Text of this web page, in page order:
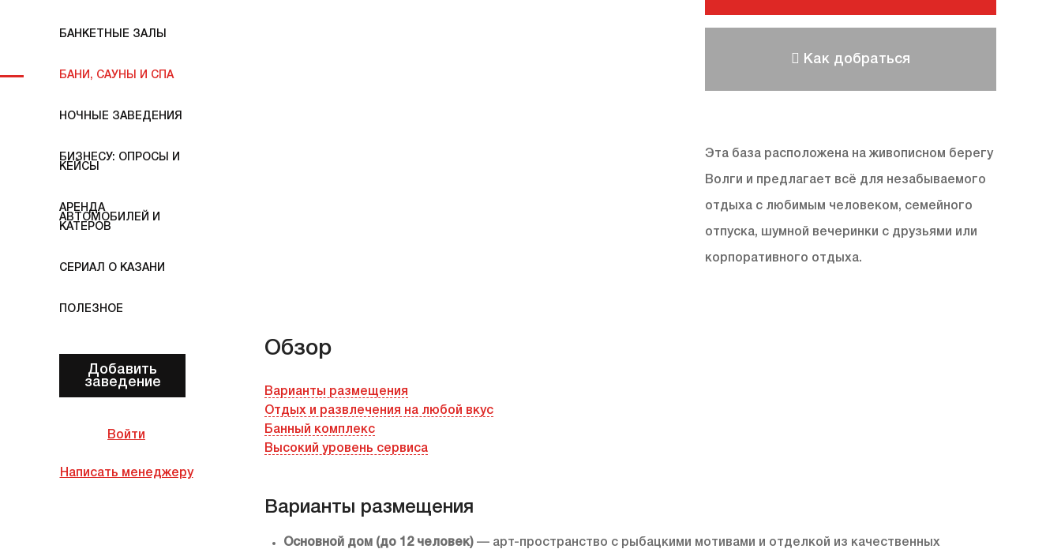
БАНКЕТНЫЕ ЗАЛЫ
БАНИ, САУНЫ И СПА
НОЧНЫЕ ЗАВЕДЕНИЯ
БИЗНЕСУ: ОПРОСЫ И
КЕЙСЫ
АРЕНДА
АВТОМОБИЛЕЙ И
КАТЕРОВ
СЕРИАЛ О КАЗАНИ
ПОЛЕЗНОЕ
Добавить
заведение
Войти
Написать менеджеру
Как добраться
Эта база расположена на живописном берегу
Волги и предлагает всё для незабываемого
отдыха с любимым человеком, семейного
отпуска, шумной вечеринки с друзьями или
корпоративного отдыха.
Обзор
Варианты размещения
Отдых и развлечения на любой вкус
Банный комплекс
Высокий уровень сервиса
Варианты размещения
Основной дом (до 12 человек) — арт-пространство с рыбацкими мотивами и отделкой из качественных